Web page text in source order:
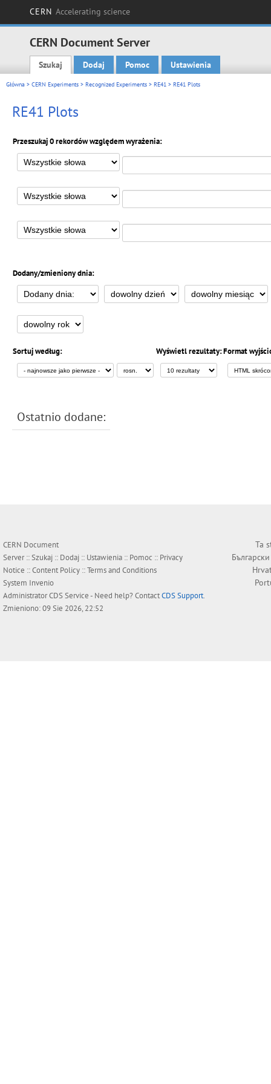
CERN Accelerating science
CERN Document Server
Main menu
Szukaj Dodaj Pomoc Ustawienia
Główna > CERN Experiments > Recognized Experiments > RE41 > RE41 Plots
RE41 Plots
Przeszukaj 0 rekordów względem wyrażenia:
Dodany/zmieniony dnia:
Sortuj według: Wyświetl rezultaty:Format
Ostatnio dodane:
CERN Document
Server ::Szukaj :: Dodaj :: Ustawienia :: Pomoc :: Privacy
Notice ::Content Policy ::Terms and Conditions
System Invenio
AdministratorCDS Service- Need help? ContactCDS Support.
Zmieniono: 09 Sie 2026, 22:52
Ta
Български